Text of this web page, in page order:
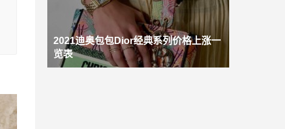
2021迪奥包包Dior经典系列价格上涨一
览表